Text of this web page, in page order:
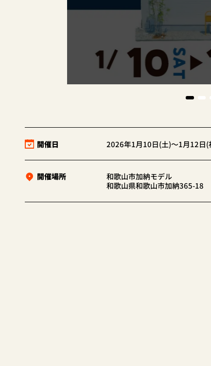
開催日 2026年1月10日(土)～1月12日(
開催場所
和歌山市加納モデル
和歌山県和歌山市加納365-18